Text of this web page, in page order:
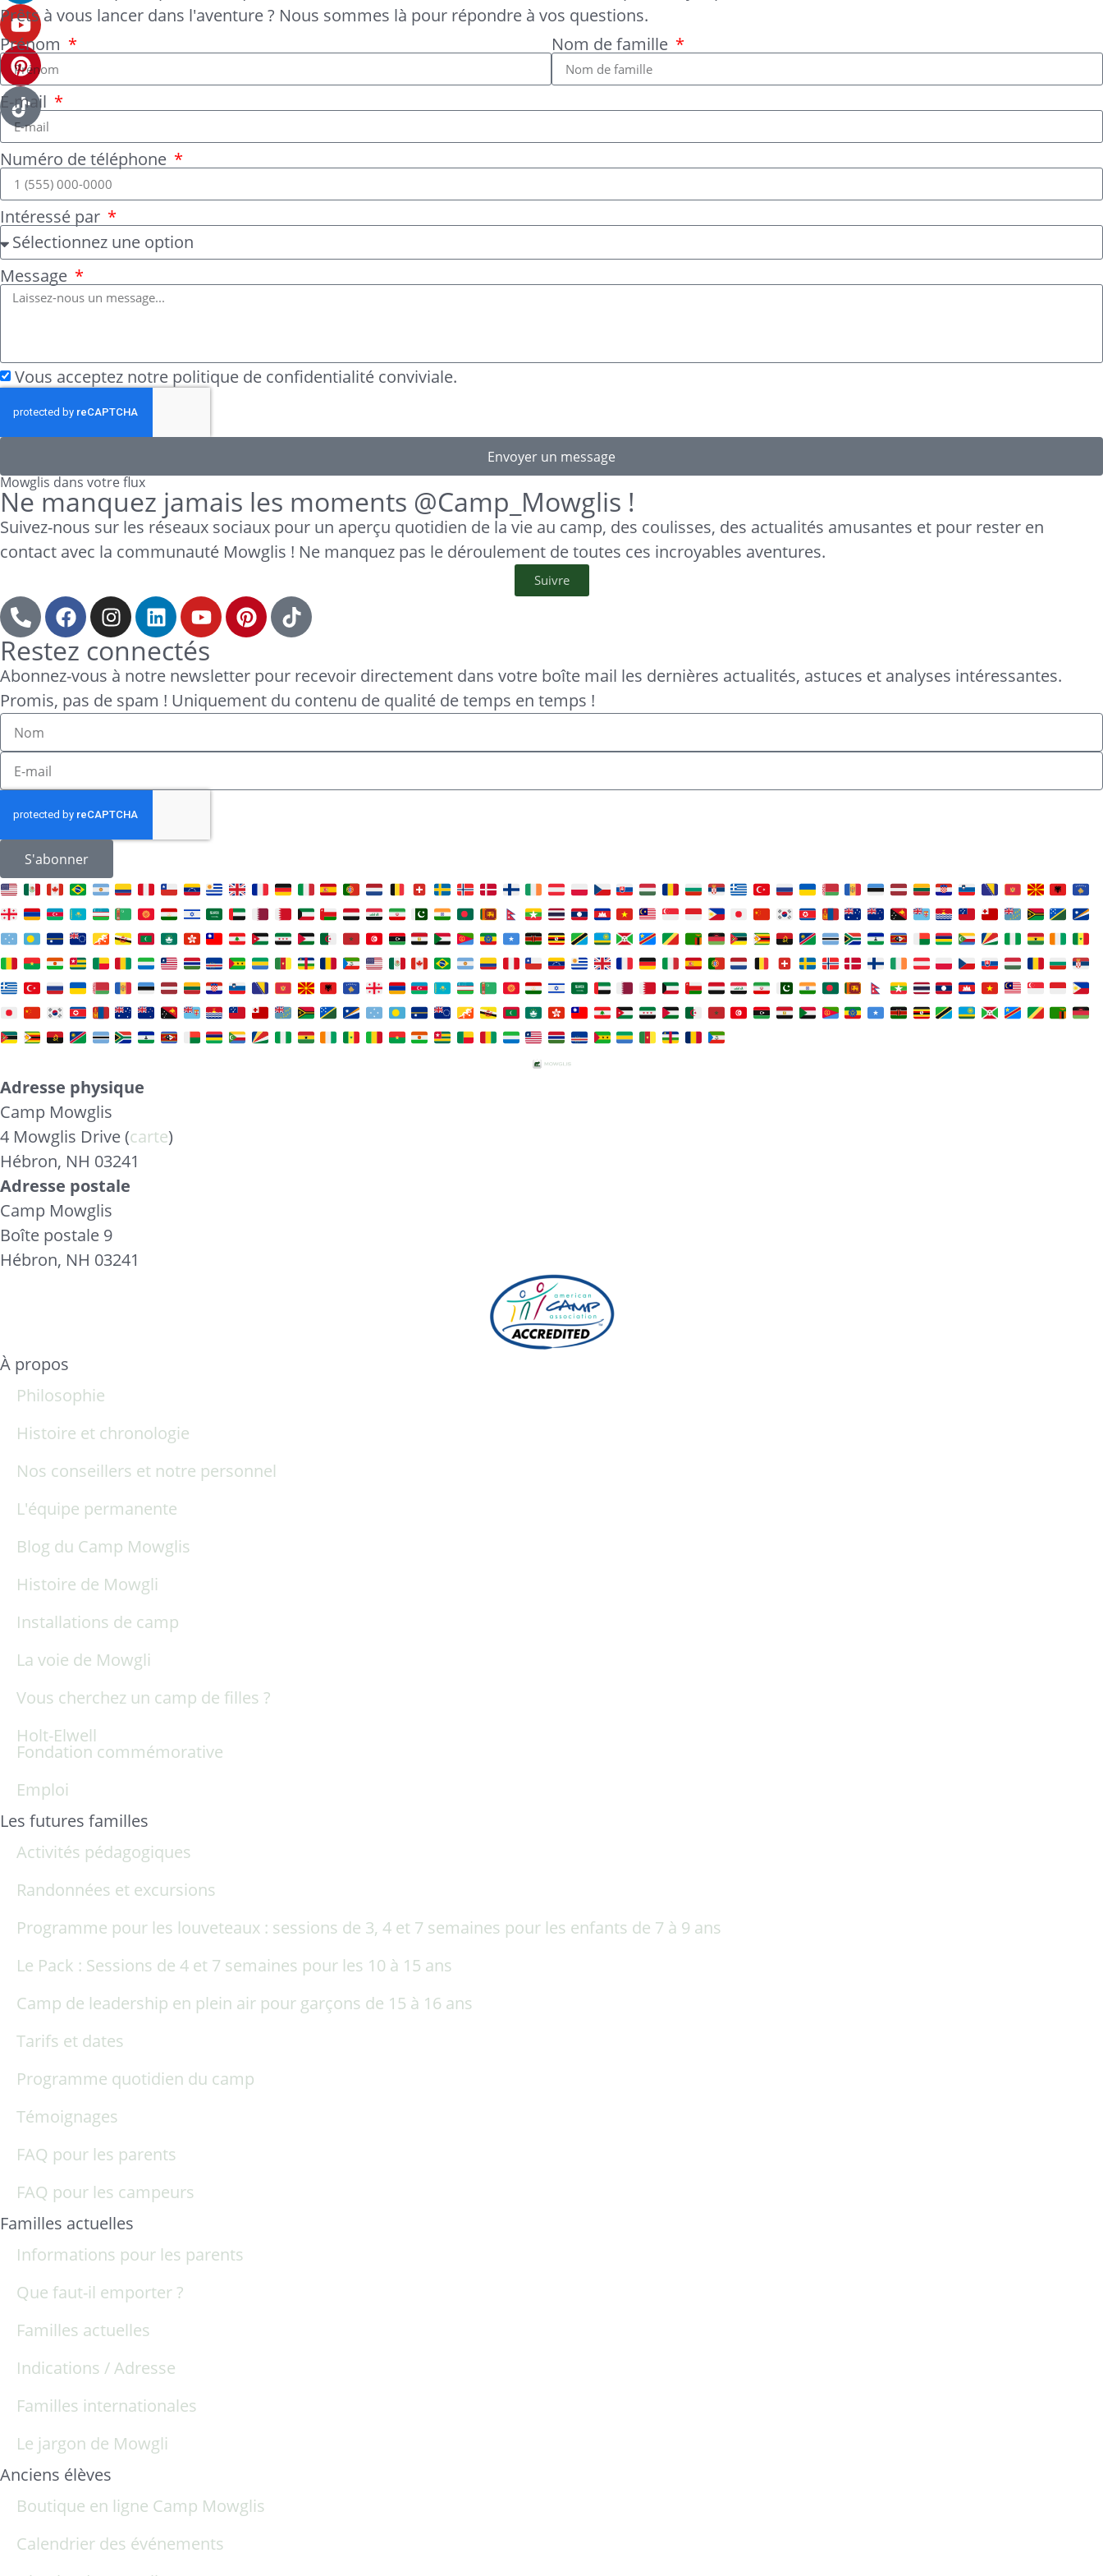
Prêts à vous lancer dans l'aventure ? Nous sommes là pour répondre à vos questions.
Prénom
Nom de famille
E-mail
Numéro de téléphone
Intéressé par
Message
Vous acceptez notre politique de confidentialité conviviale.
Envoyer un message
Mowglis dans votre flux
Ne manquez jamais les moments @Camp_Mowglis !
Suivez-nous sur les réseaux sociaux pour un aperçu quotidien de la vie au camp, des coulisses, des actualités amusantes et pour rester en
contact avec la communauté Mowglis ! Ne manquez pas le déroulement de toutes ces incroyables aventures.
Suivre
Restez connectés
Abonnez-vous à notre newsletter pour recevoir directement dans votre boîte mail les dernières actualités, astuces et analyses intéressantes.
Promis, pas de spam ! Uniquement du contenu de qualité de temps en temps !
S'abonner
Adresse physique
Camp Mowglis
4 Mowglis Drive (carte)
Hébron, NH 03241
Adresse postale
Camp Mowglis
Boîte postale 9
Hébron, NH 03241
À propos
Philosophie
Histoire et chronologie
Nos conseillers et notre personnel
L'équipe permanente
Blog du Camp Mowglis
Histoire de Mowgli
Installations de camp
La voie de Mowgli
Vous cherchez un camp de filles ?
Holt-Elwell
Fondation commémorative
Emploi
Les futures familles
Activités pédagogiques
Randonnées et excursions
Programme pour les louveteaux : sessions de 3, 4 et 7 semaines pour les enfants de 7 à 9 ans
Le Pack : Sessions de 4 et 7 semaines pour les 10 à 15 ans
Camp de leadership en plein air pour garçons de 15 à 16 ans
Tarifs et dates
Programme quotidien du camp
Témoignages
FAQ pour les parents
FAQ pour les campeurs
Familles actuelles
Informations pour les parents
Que faut-il emporter ?
Familles actuelles
Indications / Adresse
Familles internationales
Le jargon de Mowgli
Anciens élèves
Boutique en ligne Camp Mowglis
Calendrier des événements